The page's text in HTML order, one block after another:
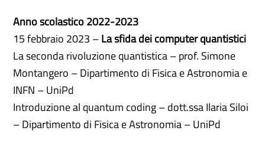
Anno scolastico 2022-2023
15 febbraio 2023 –La sfida dei computer quantistici
La seconda rivoluzione quantistica – prof. Simone
Montangero – Dipartimento di Fisica e Astronomia e
INFN – UniPd
Introduzione al quantum coding – dott.ssa Ilaria Siloi
– Dipartimento di Fisica e Astronomia – UniPd